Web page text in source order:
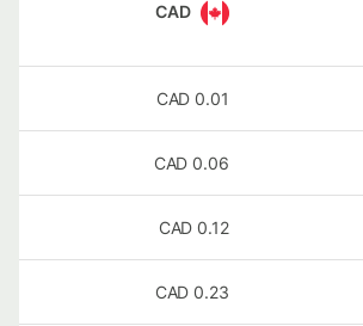
CAD
0.01
CAD
0.06
CAD
0.12
CAD
0.23
CAD